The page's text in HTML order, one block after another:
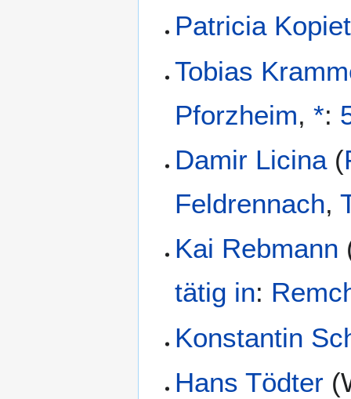
Patricia
Tobias
Pforzheim,*:
Damir Licina(
Feldrennach,
Kai Rebmann
tätig in:
Konstantin
Hans Tödter (